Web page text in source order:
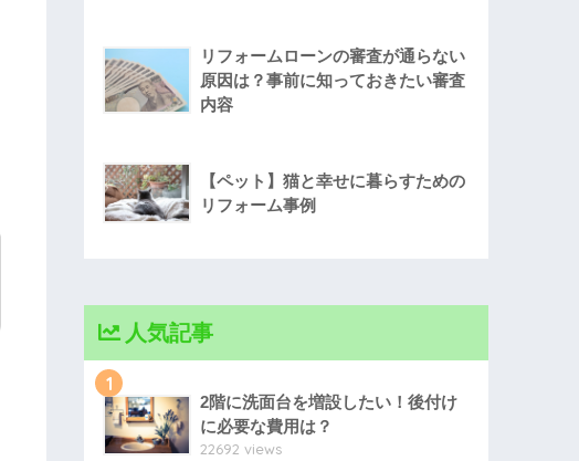
リフォームローンの審査が通らない
原因は？事前に知っておきたい審査
内容
【ペット】猫と幸せに暮らすための
リフォーム事例
人気記事
1
2階に洗面台を増設したい！後付け
に必要な費用は？
22692 views